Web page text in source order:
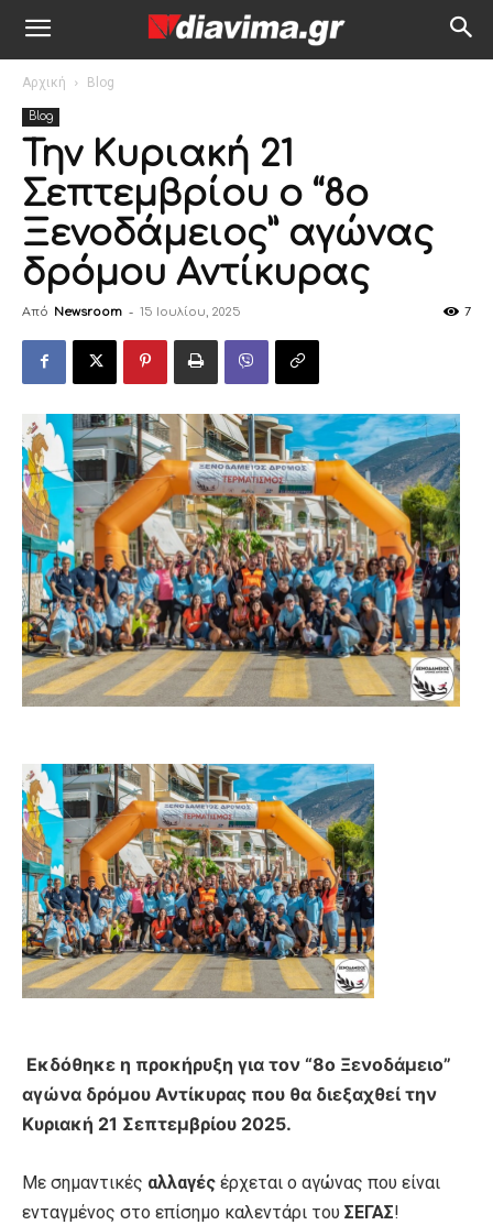
Αρχική Blog
Blog
Την Κυριακή 21
Σεπτεμβρίου ο “8ο
Ξενοδάμειος” αγώνας
δρόμου Αντίκυρας
Από Newsroom - 15 Ιουλίου, 2025 7
Εκδόθηκε η προκήρυξη για τον “8ο Ξενοδάμειο”
αγώνα δρόμου Αντίκυρας που θα διεξαχθεί την
Κυριακή 21 Σεπτεμβρίου 2025.
Με σημαντικές αλλαγές έρχεται ο αγώνας που είναι
ενταγμένος στο επίσημο καλεντάρι του ΣΕΓΑΣ!